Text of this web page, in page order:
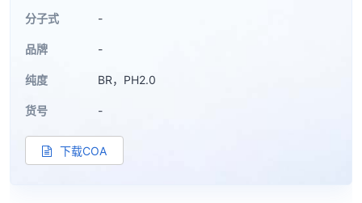
分子式 -
品牌 -
纯度 BR，PH2.0
货号 -
下载COA